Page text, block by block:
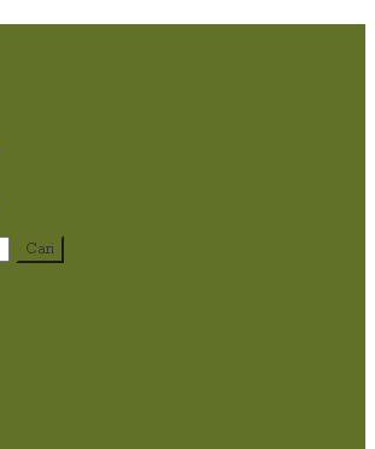
Cari